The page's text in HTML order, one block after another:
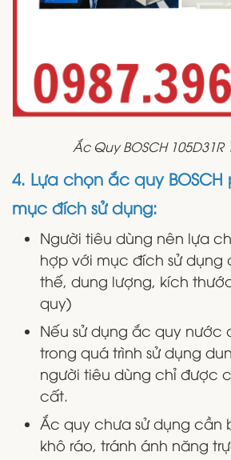
Ắc Quy BOSCH 105D31R
4. Lựa chọn ắc quy
mục đích sử dụng:
Người tiêu dùng nên lựa
hợp với mục đích sử dụng
thế, dung lượng, kích
quy)
Nếu sử dụng ắc quy nước
trong quá trình sử dụng
người tiêu dùng chỉ được
cất.
Ắc quy chưa sử dụng cần
khô ráo, tránh ánh năng